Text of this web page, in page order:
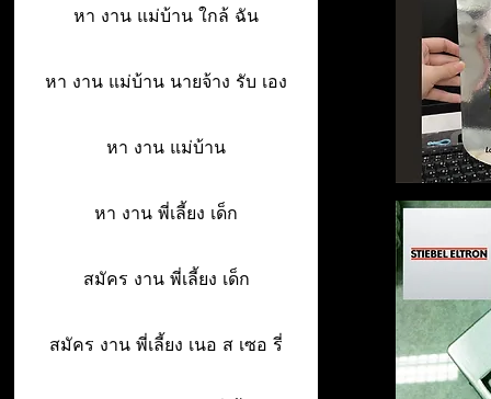
หา งาน แม่บ้าน ใกล้ ฉัน
หา งาน แม่บ้าน นายจ้าง รับ เอง
หา งาน แม่บ้าน
หา งาน พี่เลี้ยง เด็ก
สมัคร งาน พี่เลี้ยง เด็ก
สมัคร งาน พี่เลี้ยง เนอ ส เซอ รี่